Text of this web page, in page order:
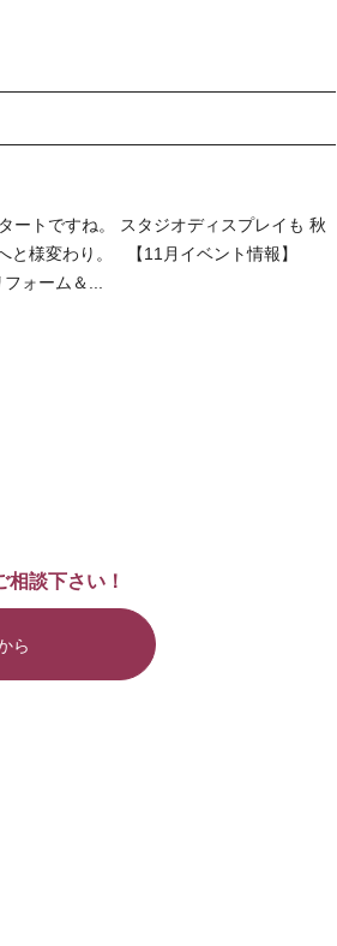
ートですね。 スタジオディスプレイも 秋
と様変わり。 【11月イベント情報】
ォーム＆...
談下さい！
ら